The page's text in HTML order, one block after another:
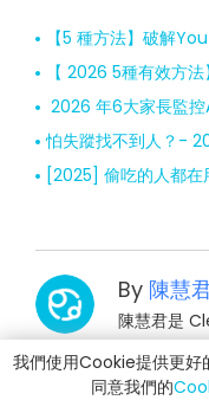
【5 種方法】破解
【 2026 5種有效方
2026 年6大家長監
怕失蹤找不到人？-
[2025] 偷吃的人都在
By 陳慧
陳慧君是
容營銷專家資格。她
用戶介紹網絡安全的
我們使用Cookie提供更好
同意我們的